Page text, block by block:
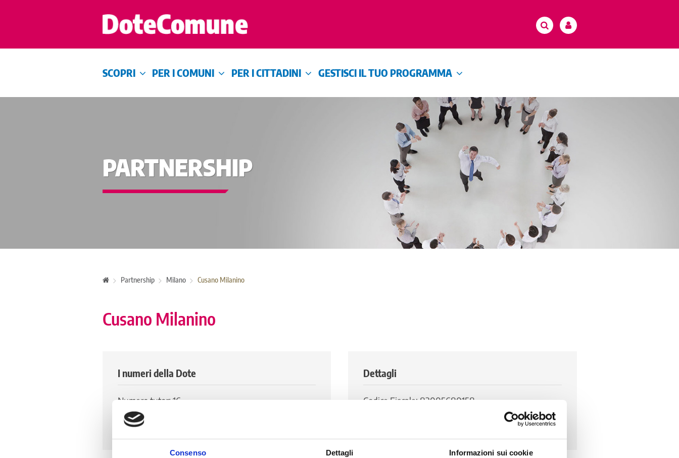
Consenso Dettagli Informazioni sui cookie
SCOPRI PER I COMUNI PER I CITTADINI GESTISCI IL TUO PROGRAMMA
PARTNERSHIP
Partnership Milano Cusano Milanino
Cusano Milanino
I numeri della Dote
Numero tutor: 16
Numero di tirocinanti attivi: 0
Numero di tirocinanti storico: 26
Dettagli
Codice Fiscale: 83005680158